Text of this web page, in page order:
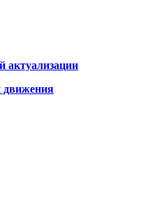
актуализации
движения